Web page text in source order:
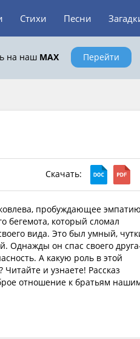
Стихи Песни
на наш MAX Перейти
Скачать:
пробуждающее
бегемота, который сломал
вида. Это был умный,
Однажды он спас своего
А какую роль в этой
и узнаете! Рассказ
отношение к братьям